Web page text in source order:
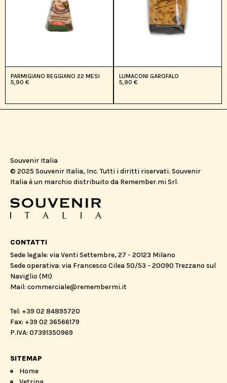
PARMIGIANO REGGIANO 22 MESI
5,90 €
LUMACONI GAROFALO
5,90 €
Souvenir Italia
© 2025 Souvenir Italia, Inc. Tutti i diritti riservati. Souvenir
Italia è un marchio distribuito da Remember.mi Srl.
CONTATTI
Sede legale: via Venti Settembre, 27 - 20123 Milano
Sede operativa: via Francesco Cilea 50/53 - 20090 Trezzano sul
Naviglio (MI)
Mail: commerciale@remembermi.it
Tel: +39 02 84895720
Fax: +39 02 36566179
P.IVA: 07391350969
SITEMAP
Home